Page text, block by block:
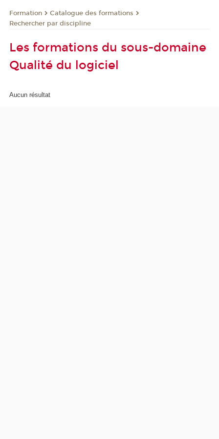
Formation
Catalogue des formations
Rechercher par discipline
Les formations du sous-domaine
Qualité du logiciel
Aucun résultat